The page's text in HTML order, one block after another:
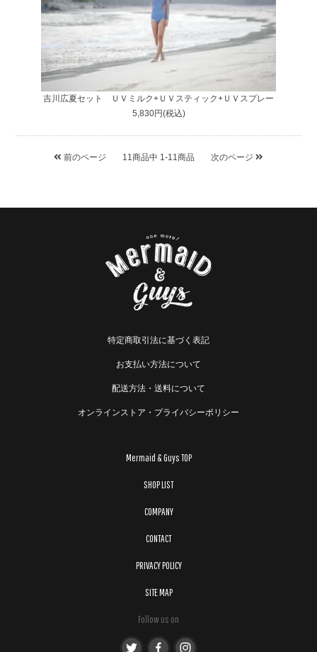
吉川広夏セット ＵＶミルク+ＵＶスティック+ＵＶスプレー
5,830円(税込)
前のページ 11商品中 1-11商品 次のページ
特定商取引法に基づく表記
お支払い方法について
配送方法・送料について
オンラインストア・プライバシーポリシー
Mermaid & Guys TOP
SHOP LIST
COMPANY
CONTACT
PRIVACY POLICY
SITE MAP
Follow us on